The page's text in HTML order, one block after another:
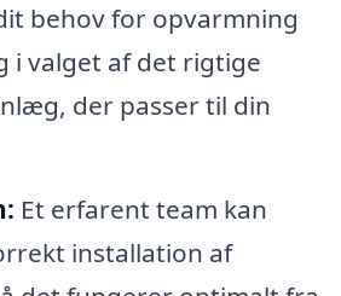
behov for opvarmning
i valget af det rigtige
der passer til din
Et erfarent team kan
installation af